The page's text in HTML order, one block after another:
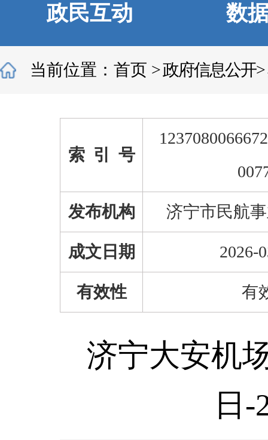
政民互动
数
当前位置： 首页 >政府信息公开>
索 引 号
发布机构 济宁市民航
成文日期 2026-
有效性 有
济宁大安机
日-